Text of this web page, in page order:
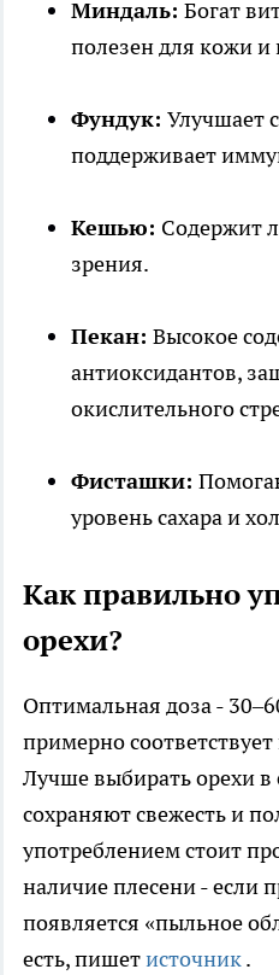
Миндаль: Богат
полезен для кожи
Фундук: Улучшает
поддерживает
Кешью: Содержит
зрения.
Пекан: Высокое
антиоксидантов,
окислительного
Фисташки:
уровень сахара и
Как правильно
орехи?
Оптимальная доза -
примерно
Лучше выбирать орехи
сохраняют свежесть и
употреблением стоит
наличие плесени - если
появляется «пыльное
есть,пишетисточник.